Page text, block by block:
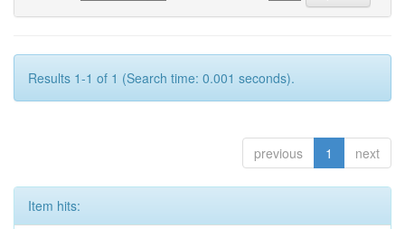
Results 1-1 of 1 (Search time: 0.001 seconds).
previous 1 next
Item hits: